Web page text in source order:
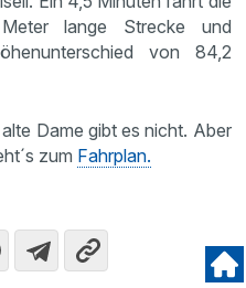
lange Strecke und
von 84,2
Dame gibt es nicht. Aber
zum Fahrplan.